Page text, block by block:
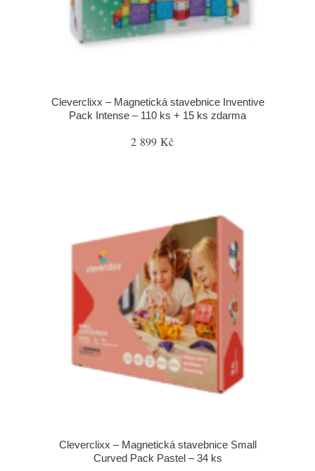
Cleverclixx – Magnetická stavebnice Inventive
Pack Intense – 110 ks + 15 ks zdarma
2 899 Kč
Cleverclixx – Magnetická stavebnice Small
Curved Pack Pastel – 34 ks